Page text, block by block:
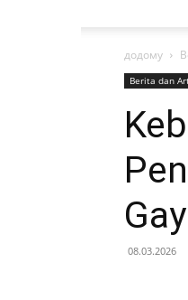
додому
Berita dan
08.03.2026